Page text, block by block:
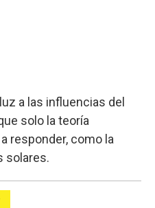
a las influencias del
solo la teoría
responder, como la
solares.